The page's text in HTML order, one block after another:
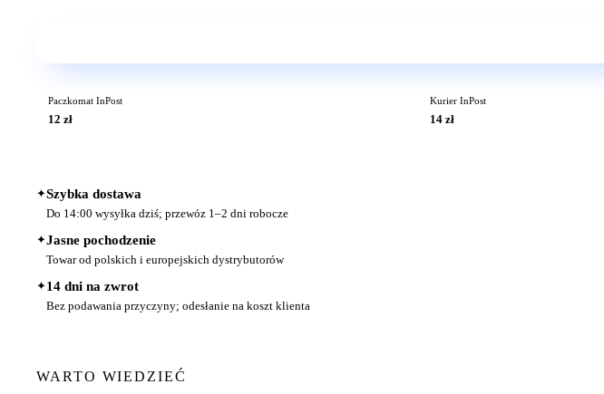
Paczkomat InPost
12 zł
Kurier InPost
14 zł
✦Szybka dostawa
Do 14:00 wysyłka dziś; przewóz 1–2 dni robocze
✦Jasne pochodzenie
Towar od polskich i europejskich dystrybutorów
✦14 dni na zwrot
Bez podawania przyczyny; odesłanie na koszt klienta
WARTO WIEDZIEĆ